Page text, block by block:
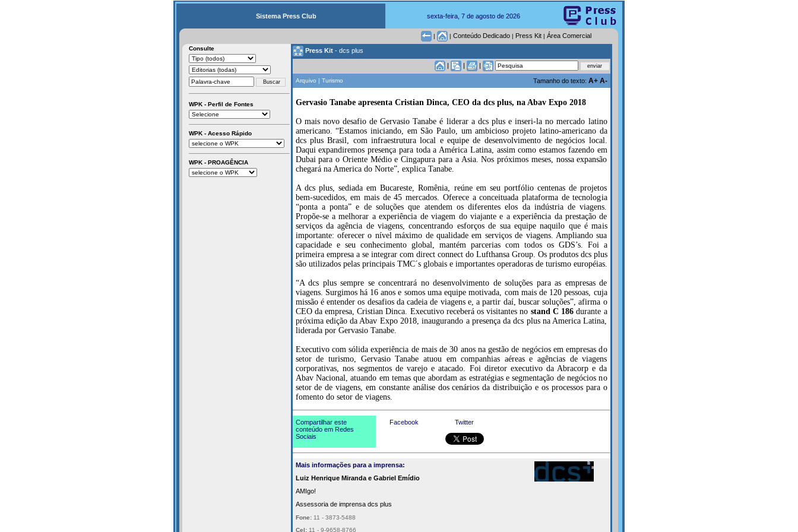
Sistema Press Club sexta-feira, 7 de agosto de 2026
| | Conteúdo Dedicado| Press Kit| Área Comercial
Consulte
WPK - Perfil de Fontes
WPK - Acesso Rápido
WPK - PROAGÊNCIA
Press Kit - dcs plus
| | |
Arquivo | Turismo Tamanho do texto: A+ A-
Gervasio Tanabe apresenta Cristian Dinca, CEO da dcs plus, na Abav Expo 2018
O mais novo desafio de Gervasio Tanabe é liderar a dcs plus e inseri-la no mercado latino
americano. “Estamos iniciando, em São Paulo, um ambicioso projeto latino-americano da
dcs plus Brasil, com infraestrutura local e equipe de desenvolvimento de negócios local.
Daqui expandiremos presença para toda a América Latina, assim como estamos fazendo em
Dubai para o Oriente Médio e Cingapura para a Asia. Nos próximos meses, nossa expansão
chegará na America do Norte”, explica Tanabe.
A dcs plus, sediada em Bucareste, Romênia, reúne em seu portfólio centenas de projetos
bem-sucedidos, em mais de 45 mercados. Oferece a conceituada plataforma de tecnologia
“ponta a ponta” e de soluções que atendem os diferentes elos da indústria de viagens.
Propõe-se a melhorar a experiência de viagem do viajante e a experiência da prestação de
serviços da agência de viagens, concentrando esforços de sua equipe naquilo que é mais
importante: oferecer o nível máximo de qualidade em serviços de viagens. Ampliando sua
capacidade e seu conhecimento global, mantém parcerias com todos os GDS’s. Foi a
primeira empresa a se integrar com direct connect do Lufthansa Group. Os produtos dcs plus
são utilizados pelas principais TMC´s globais e importantes operadoras de turismo européias.
“A dcs plus sempre se concentrará no desenvolvimento de soluções para as empresas de
viagens. Surgimos há 16 anos e somos uma equipe motivada, com mais de 120 pessoas, cuja
missão é entender os desafios da cadeia de viagens e, a partir daí, buscar soluções”, afirma o
CEO da empresa, Cristian Dinca. Executivo receberá os visitantes no stand C 186 durante a
próxima edição da Abav Expo 2018, inaugurando a presença da dcs plus na America Latina,
liderada por Gervasio Tanabe.
Executivo com sólida experiência de mais de 30 anos na gestão de negócios em empresas do
setor de turismo, Gervasio Tanabe atuou em companhias aéreas e agências de viagens
corporativas, nos segmentos de varejo e atacado. Foi diretor executivo da Abracorp e da
Abav Nacional, atuando em temas que abordam as estratégias e segmentação de negócios no
setor de de viagens, em constante análise dos cenários da distribuição e os processos para o
fomento do setor de viagens.
Compartilhar este
conteúdo em Redes
Sociais
Facebook Twitter
Mais informações para a imprensa:
Luiz Henrique Miranda e Gabriel Emídio
AMIgo!
Assessoria de imprensa dcs plus
Fone: 11 - 3873-5488
Cel:11 - 9-9658-8766